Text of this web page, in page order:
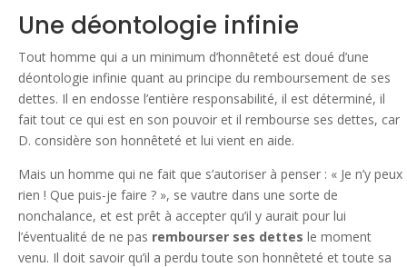
Une déontologie infinie
Tout homme qui a un minimum d’honnêteté est doué d’une
déontologie infinie quant au principe du remboursement de ses
dettes. Il en endosse l’entière responsabilité, il est déterminé, il
fait tout ce qui est en son pouvoir et il rembourse ses dettes, car
D. considère son honnêteté et lui vient en aide.
Mais un homme qui ne fait que s’autoriser à penser : « Je n’y peux
rien ! Que puis-je faire ? », se vautre dans une sorte de
nonchalance, et est prêt à accepter qu’il y aurait pour lui
l’éventualité de ne pas rembourser ses dettes le moment
venu. Il doit savoir qu’il a perdu toute son honnêteté et toute sa